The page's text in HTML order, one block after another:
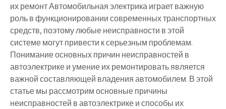
их ремонт Автомобильная электрика играет важную
роль в функционировании современных транспортных
средств, поэтому любые неисправности в этой
системе могут привести к серьезным проблемам.
Понимание основных причин неисправностей в
автоэлектрике и умение их ремонтировать является
важной составляющей владения автомобилем. В этой
статье мы рассмотрим основные причины
неисправностей в автоэлектрике и способы их